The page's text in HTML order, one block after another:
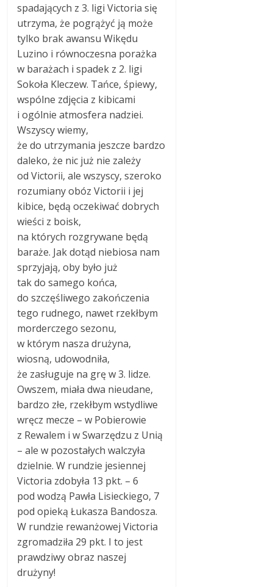
spadających z 3. ligi Victoria się
utrzyma, że pogrążyć ją może
tylko brak awansu Wikędu
Luzino i równoczesna porażka
w barażach i spadek z 2. ligi
Sokoła Kleczew. Tańce, śpiewy,
wspólne zdjęcia z kibicami
i ogólnie atmosfera nadziei.
Wszyscy wiemy,
że do utrzymania jeszcze bardzo
daleko, że nic już nie zależy
od Victorii, ale wszyscy, szeroko
rozumiany obóz Victorii i jej
kibice, będą oczekiwać dobrych
wieści z boisk,
na których rozgrywane będą
baraże. Jak dotąd niebiosa nam
sprzyjają, oby było już
tak do samego końca,
do szczęśliwego zakończenia
tego rudnego, nawet rzekłbym
morderczego sezonu,
w którym nasza drużyna,
wiosną, udowodniła,
że zasługuje na grę w 3. lidze.
Owszem, miała dwa nieudane,
bardzo złe, rzekłbym wstydliwe
wręcz mecze – w Pobierowie
z Rewalem i w Swarzędzu z Unią
– ale w pozostałych walczyła
dzielnie. W rundzie jesiennej
Victoria zdobyła 13 pkt. – 6
pod wodzą Pawła Lisieckiego, 7
pod opieką Łukasza Bandosza.
W rundzie rewanżowej Victoria
zgromadziła 29 pkt. I to jest
prawdziwy obraz naszej
drużyny!